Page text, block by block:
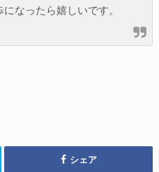
なったら嬉しいです。
シェア